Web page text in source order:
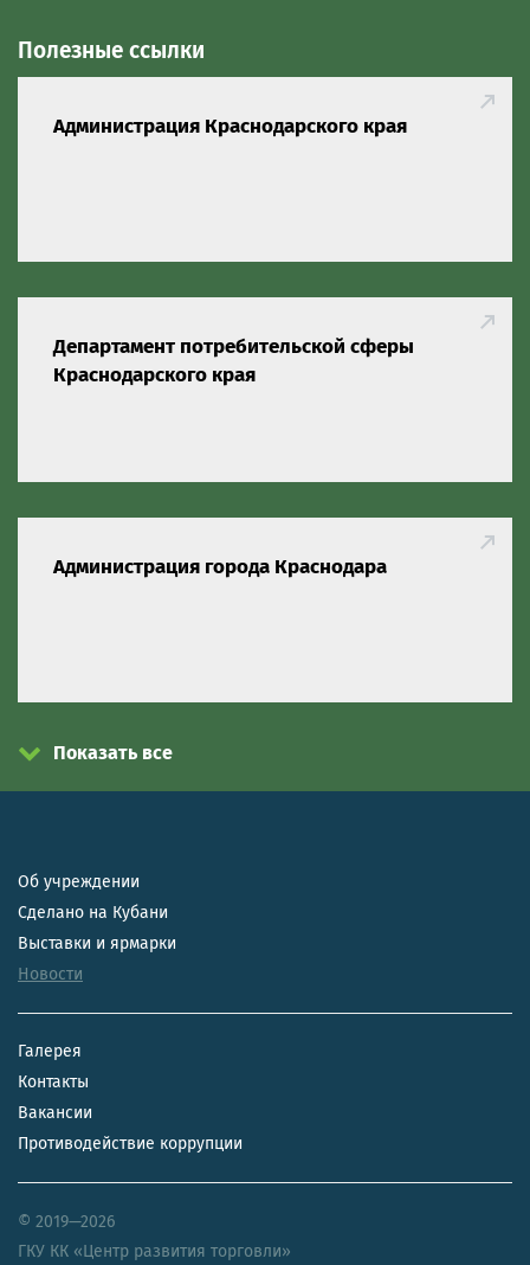
Полезные ссылки
Администрация Краснодарского края
Департамент потребительской сферы
Краснодарского края
Администрация города Краснодара
Показать все
Об учреждении
Сделано на Кубани
Выставки и ярмарки
Новости
Галерея
Контакты
Вакансии
Противодействие коррупции
© 2019—2026
ГКУ КК «Центр развития торговли»